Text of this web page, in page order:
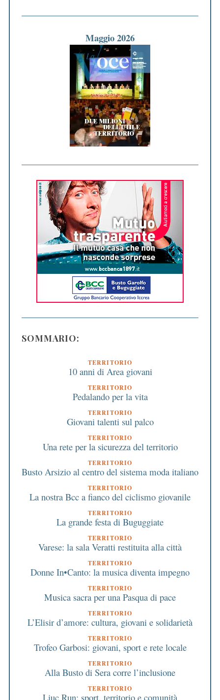
Maggio 2026
SOMMARIO:
TERRITORIO
10 anni di Area giovani
TERRITORIO
Pedalando per la vita
TERRITORIO
Giovani talenti sul palco
TERRITORIO
Una rete per la sicurezza del territorio
TERRITORIO
Busto Arsizio al centro del sistema moda italiano
TERRITORIO
La nostra Bcc a fianco del ciclismo giovanile
TERRITORIO
La grande festa di Buguggiate
TERRITORIO
Varese: la sala Veratti restituita alla città
TERRITORIO
Donne In•Canto: la musica diventa impegno
TERRITORIO
Musica sacra per una Pasqua di pace
TERRITORIO
L’Elisir d’amore: cultura, giovani e solidarietà
TERRITORIO
Trofeo Garbosi: giovani, sport e rete locale
TERRITORIO
Alla Busto di Sera corre l’inclusione
TERRITORIO
Liuc Run: sport, territorio e comunità